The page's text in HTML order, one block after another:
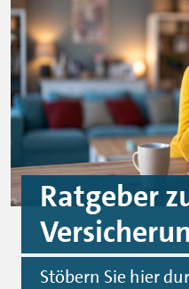
Ratgeber
Stöbern Sie hier